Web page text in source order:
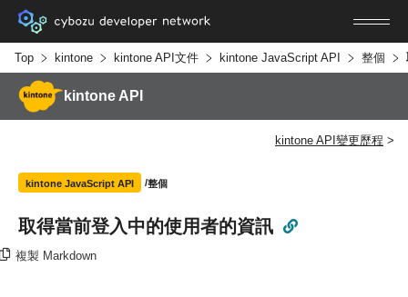
Top kintone kintone API文件 kintone JavaScript API 整個
kintone API
kintone API變更歷程
kintone JavaScript API 整個
取得當前登入中的使用者的資訊
複製 Markdown